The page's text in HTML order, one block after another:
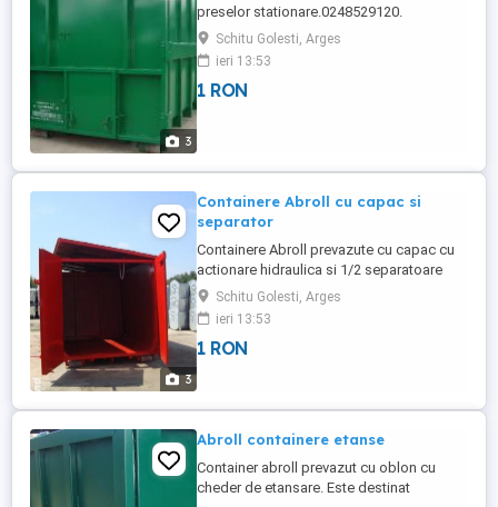
3
preselor stationare.0248529120.
0731828247.
Schitu Golesti, Arges
ieri 13:53
1 RON
3
Containere Abroll cu capac si
separator
Containere Abroll prevazute cu capac cu
actionare hidraulica si 1/2 separatoare
pentru transportul a 2/3 tipuri de deseuri
Schitu Golesti, Arges
ieri 13:53
1 RON
Abroll containere etanse
Container abroll prevazut cu oblon cu
cheder de etansare. Este destinat